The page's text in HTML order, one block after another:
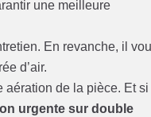
une meilleure
En revanche, il
d’air.
aération de la pièce. Et si
urgente sur double